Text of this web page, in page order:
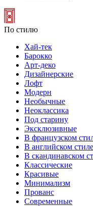
По стилю
Хай-тек
Барокко
Арт-деко
Дизайнерские
Лофт
Модерн
Необычные
Неоклассика
Под старину
Эксклюзивные
В французском
В английском стиле
В скандинавском
Классические
Красивые
Минимализм
Прованс
Современные